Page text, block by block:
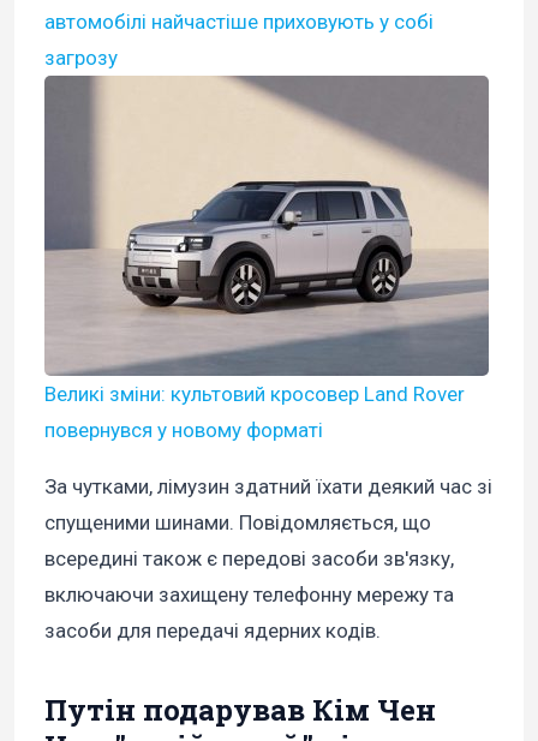
автомобілі найчастіше приховують у собі
загрозу
Великі зміни: культовий кросовер Land Rover
повернувся у новому форматі
За чутками, лімузин здатний їхати деякий час зі
спущеними шинами. Повідомляється, що
всередині також є передові засоби зв'язку,
включаючи захищену телефонну мережу та
засоби для передачі ядерних кодів.
Путін подарував Кім Чен